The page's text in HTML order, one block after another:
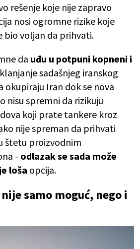
rešenje koje nije zapravo
nosi ogromne rizike koje
bio voljan da prihvati.
da uđu u potpuni kopneni i
sadašnjeg iranskog
okupiraju Iran dok se nova
nisu spremni da rizikuju
koji prate tankere kroz
nije spreman da prihvati
štetu proizvodnim
- odlazak se sada može
loša opcija.
samo moguć, nego i